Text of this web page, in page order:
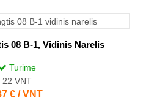
08 B-1, Vidinis Narelis
Turime
22 VNT
€ / VNT